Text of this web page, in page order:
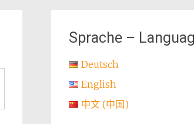
Sprache –
Deutsch
English
中文 (中国)